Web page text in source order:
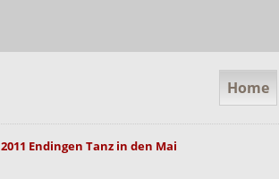
Home
2011 Endingen Tanz in den Mai